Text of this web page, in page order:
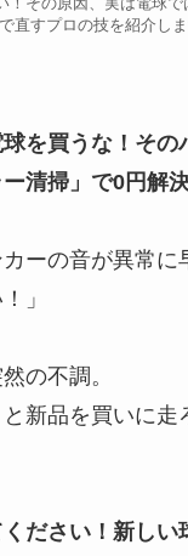
直すプロの技を紹介しま
球を買うな！そ
清掃」で0円解
カーの音が異常に
」
の不調。
新品を買いに走
ださい！新しい